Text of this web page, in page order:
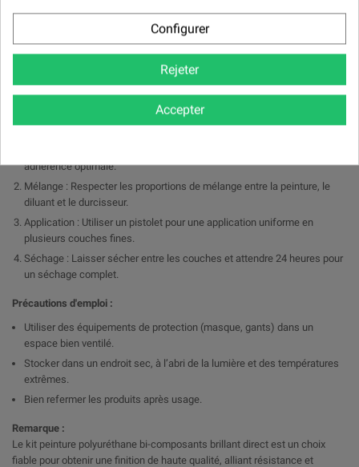
une finition esthétique et résistante.
Industrie : Convient pour les équipements et machines nécessitant une
protection durable et une finition soignée.
Réparations et rénovations : Parfait pour les retouches et le
reconditionnement de pièces métalliques.
Conseils d'utilisation :
adhérence optimale.
Mélange : Respecter les proportions de mélange entre la peinture, le
diluant et le durcisseur.
Application : Utiliser un pistolet pour une application uniforme en
plusieurs couches fines.
Séchage : Laisser sécher entre les couches et attendre 24 heures pour
un séchage complet.
Précautions d'emploi :
Utiliser des équipements de protection (masque, gants) dans un
espace bien ventilé.
Stocker dans un endroit sec, à l’abri de la lumière et des températures
extrêmes.
Bien refermer les produits après usage.
Remarque :
Le kit peinture polyuréthane bi-composants brillant direct est un choix
fiable pour obtenir une finition de haute qualité, alliant résistance et
Configurer
Rejeter
Accepter